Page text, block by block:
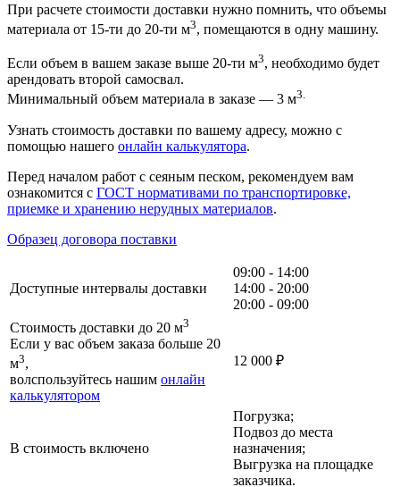
При расчете стоимости доставки нужно помнить, что объемы
материала от 15-ти до 20-ти м3, помещаются в одну машину.
Если объем в вашем заказе выше 20-ти м3, необходимо будет
арендовать второй самосвал.
Минимальный объем материала в заказе — 3 м3.
Узнать стоимость доставки по вашему адресу, можно с
помощью нашего онлайн калькулятора.
Перед началом работ с сеяным песком, рекомендуем вам
ознакомится с ГОСТ нормативами по транспортировке,
приемке и хранению нерудных материалов.
Образец договора поставки
Доступные интервалы доставки
09:00 - 14:00
14:00 - 20:00
20:00 - 09:00
Стоимость доставки до 20 м3
Если у вас объем заказа больше 20
м3,
волспользуйтесь нашим онлайн
калькулятором
12 000 ₽
В стоимость включено
Погрузка;
Подвоз до места
назначения;
Выгрузка на площадке
заказчика.